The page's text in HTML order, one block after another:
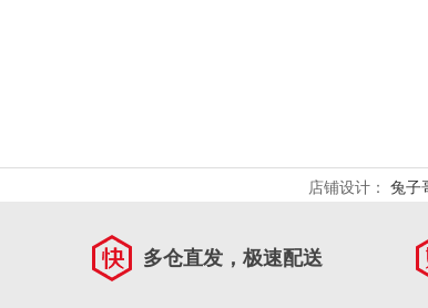
店铺设计： 兔子
多仓直发，极速配送